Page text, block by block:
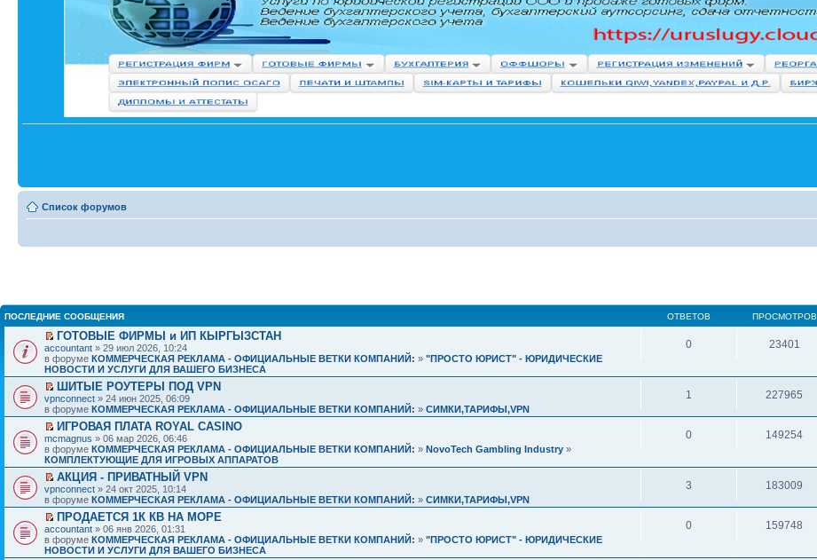
Список форумов
ПОСЛЕДНИЕ СООБЩЕНИЯ ОТВЕТОВ ПРОСМОТРОВ
ГОТОВЫЕ ФИРМЫ и ИП КЫРГЫЗСТАН
accountant » 29 июл 2026, 10:24
в форуме КОММЕРЧЕСКАЯ РЕКЛАМА - ОФИЦИАЛЬНЫЕ ВЕТКИ КОМПАНИЙ: » "ПРОСТО ЮРИСТ" - ЮРИДИЧЕСКИЕ
НОВОСТИ И УСЛУГИ ДЛЯ ВАШЕГО БИЗНЕСА
0 23401
ШИТЫЕ РОУТЕРЫ ПОД VPN
vpnconnect » 24 июн 2025, 06:09
в форуме КОММЕРЧЕСКАЯ РЕКЛАМА - ОФИЦИАЛЬНЫЕ ВЕТКИ КОМПАНИЙ: » СИМКИ,ТАРИФЫ,VPN
1 227965
ИГРОВАЯ ПЛАТА ROYAL CASINO
mcmagnus » 06 мар 2026, 06:46
в форуме КОММЕРЧЕСКАЯ РЕКЛАМА - ОФИЦИАЛЬНЫЕ ВЕТКИ КОМПАНИЙ: » NovoTech Gambling Industry »
КОМПЛЕКТУЮЩИЕ ДЛЯ ИГРОВЫХ АППАРАТОВ
0 149254
АКЦИЯ - ПРИВАТНЫЙ VPN
vpnconnect » 24 окт 2025, 10:14
в форуме КОММЕРЧЕСКАЯ РЕКЛАМА - ОФИЦИАЛЬНЫЕ ВЕТКИ КОМПАНИЙ: » СИМКИ,ТАРИФЫ,VPN
3 183009
ПРОДАЕТСЯ 1К КВ НА МОРЕ
accountant » 06 янв 2026, 01:31
в форуме КОММЕРЧЕСКАЯ РЕКЛАМА - ОФИЦИАЛЬНЫЕ ВЕТКИ КОМПАНИЙ: » "ПРОСТО ЮРИСТ" - ЮРИДИЧЕСКИЕ
НОВОСТИ И УСЛУГИ ДЛЯ ВАШЕГО БИЗНЕСА
0 159748